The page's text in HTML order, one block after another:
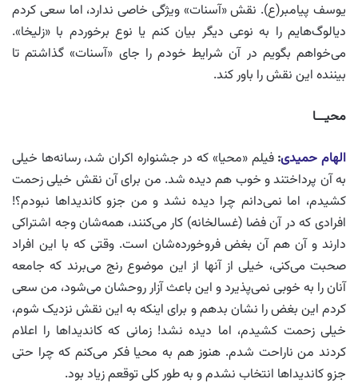
یوسف پیامبر(ع). نقش «آسنات» ویژگی خاصی ندارد، اما سعی کردم
دیالوگ‌هایم را به نوعی دیگر بیان کنم یا نوع برخوردم با «زلیخا».
می‌خواهم بگویم در آن شرایط خودم را جای «آسنات» گذاشتم تا
بیننده این نقش را باور کند.
محیـــا
الهام حمیدی:فیلم «محیا» که در جشنواره اکران شد، رسانه‌ها خیلی
به آن پرداختند و خوب هم دیده شد. من برای آن نقش خیلی زحمت
کشیدم، اما نمی‌دانم چرا دیده نشد و من جزو کاندیداها نبودم؟!
افرادی که در آن فضا (غسالخانه) کار می‌کنند، همه‌شان وجه اشتراکی
دارند و آن هم آن بغض فروخورده‌شان است. وقتی که با این افراد
صحبت می‌کنی، خیلی از آنها از این موضوع رنج می‌برند که جامعه
آنان را به خوبی نمی‌پذیرد و این باعث آزار روحشان می‌شود، من سعی
کردم این بغض را نشان بدهم و برای اینکه به این نقش نزدیک شوم،
خیلی زحمت کشیدم، اما دیده نشد! زمانی که کاندیداها را اعلام
کردند من ناراحت شدم. هنوز هم به محیا فکر می‌کنم که چرا حتی
جزو کاندیداها انتخاب نشدم و به طور کلی توقعم زیاد بود.